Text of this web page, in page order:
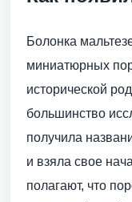
Болонка
миниатюрных
исторической
большинство
получила
и взяла свое
полагают, что